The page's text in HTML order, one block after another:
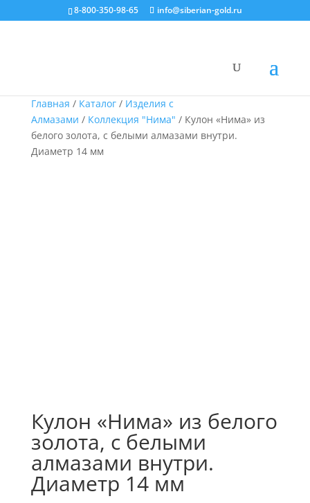
8-800-350-98-65 info@siberian-gold.ru
Главная / Каталог/ Изделия с
Алмазами / Коллекция "Нима" / Кулон «Нима» из
белого золота, с белыми алмазами внутри.
Диаметр 14 мм
Кулон «Нима» из белого
золота, с белыми
алмазами внутри.
Диаметр 14 мм